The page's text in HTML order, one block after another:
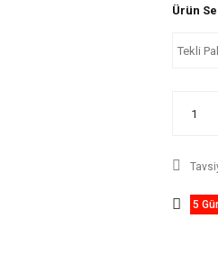
Ürün
Tekli
5